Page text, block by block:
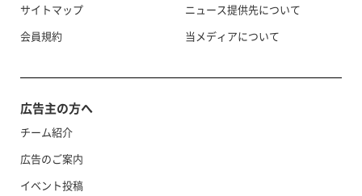
サイトマップ
会員規約
ニュース提供先について
当メディアについて
広告主の方へ
チーム紹介
広告のご案内
イベント投稿